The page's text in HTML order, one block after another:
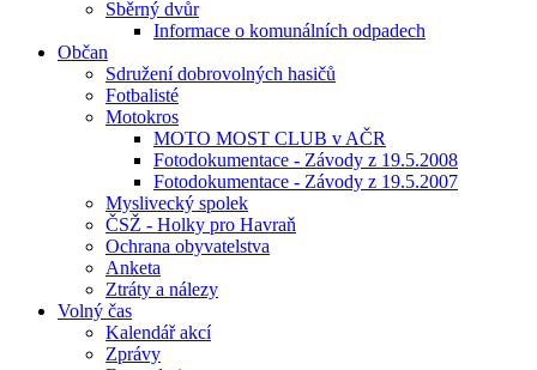
Sběrný dvůr
Informace o komunálních odpadech
Občan
Sdružení dobrovolných hasičů
Fotbalisté
Motokros
MOTO MOST CLUB v AČR
Fotodokumentace - Závody z 19.5.2008
Fotodokumentace - Závody z 19.5.2007
Myslivecký spolek
ČSŽ - Holky pro Havraň
Ochrana obyvatelstva
Anketa
Ztráty a nálezy
Volný čas
Kalendář akcí
Zprávy